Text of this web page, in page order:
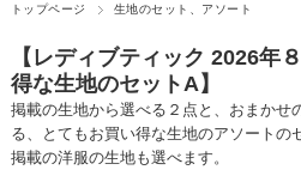
トップページ 生地のセット、アソート
【レディブティック 2026年
得な生地のセットA】
掲載の生地から選べる２点と、おまかせ
る、とてもお買い得な生地のアソートの
掲載の洋服の生地も選べます。